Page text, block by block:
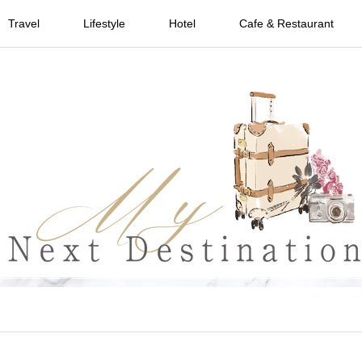
Travel Lifestyle Hotel Cafe & Restaurant